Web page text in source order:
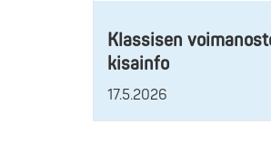
Klassisen
kisainfo
17.5.2026